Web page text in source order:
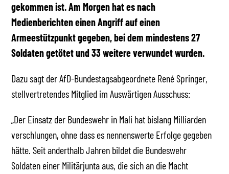
gekommen ist. Am Morgen hat es nach
Medienberichten einen Angriff auf einen
Armeestützpunkt gegeben, bei dem mindestens 27
Soldaten getötet und 33 weitere verwundet wurden.
Dazu sagt der AfD-Bundestagsabgeordnete René Springer,
stellvertretendes Mitglied im Auswärtigen Ausschuss:
„Der Einsatz der Bundeswehr in Mali hat bislang Milliarden
verschlungen, ohne dass es nennenswerte Erfolge gegeben
hätte. Seit anderthalb Jahren bildet die Bundeswehr
Soldaten einer Militärjunta aus, die sich an die Macht